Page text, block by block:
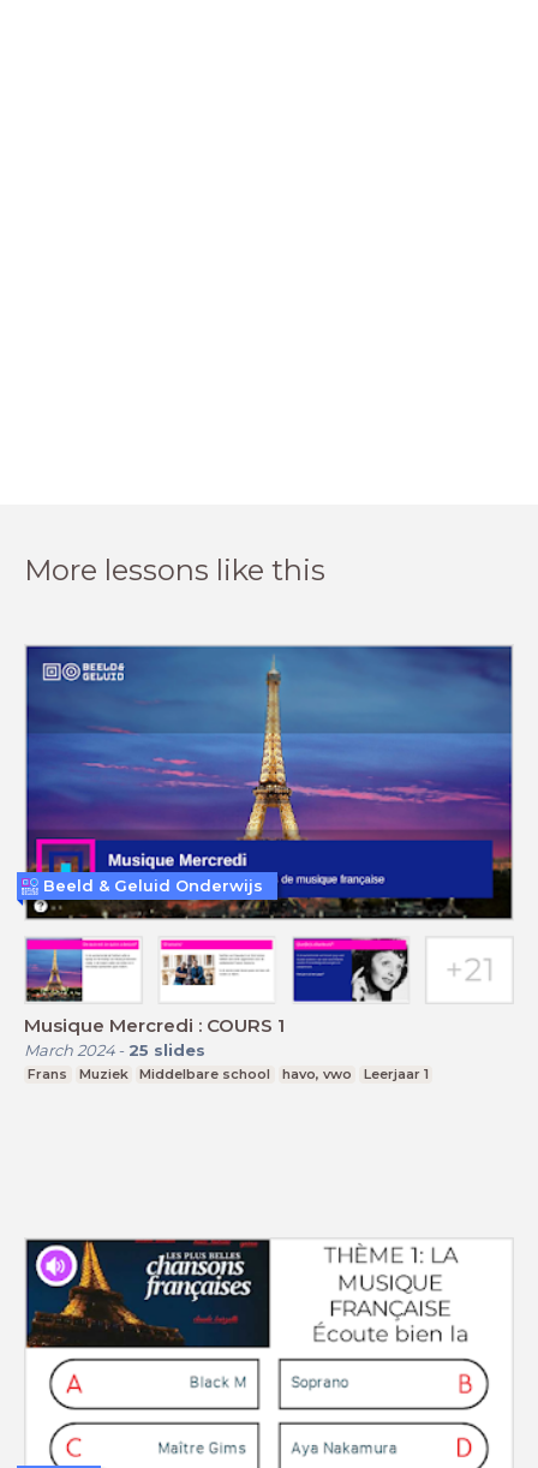
More lessons like this
Musique Mercredi : COURS 1
March 2024- 25 slides
Frans Muziek Middelbare school havo, vwo Leerjaar 1
Beeld & Geluid Onderwijs